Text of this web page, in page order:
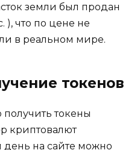
земли был продан
), что по цене не
в реальном мире.
токенов
получить токены
криптовалют
на сайте можно